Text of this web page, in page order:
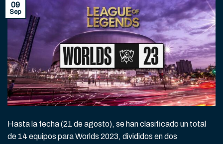
09
Sep
Hasta la fecha (21 de agosto), se han clasificado un total
de 14 equipos para Worlds 2023, divididos en dos